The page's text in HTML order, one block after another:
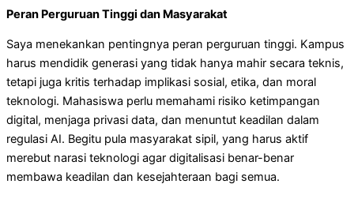
Peran Perguruan Tinggi dan Masyarakat
Saya menekankan pentingnya peran perguruan tinggi. Kampus
harus mendidik generasi yang tidak hanya mahir secara teknis,
tetapi juga kritis terhadap implikasi sosial, etika, dan moral
teknologi. Mahasiswa perlu memahami risiko ketimpangan
digital, menjaga privasi data, dan menuntut keadilan dalam
regulasi AI. Begitu pula masyarakat sipil, yang harus aktif
merebut narasi teknologi agar digitalisasi benar-benar
membawa keadilan dan kesejahteraan bagi semua.